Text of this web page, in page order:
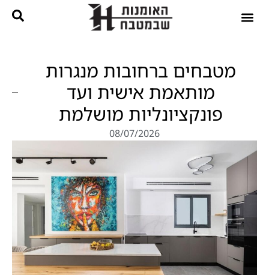
מטבחים ברחובות מנגרות
מותאמת אישית ועד
פונקציונליות מושלמת
08/07/2026